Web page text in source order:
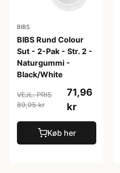
BIBS
BIBS Rund Colour
Sut - 2-Pak - Str. 2 -
Naturgummi -
Black/White
VEJL. PRIS
89,95 kr
71,96
kr
Køb her